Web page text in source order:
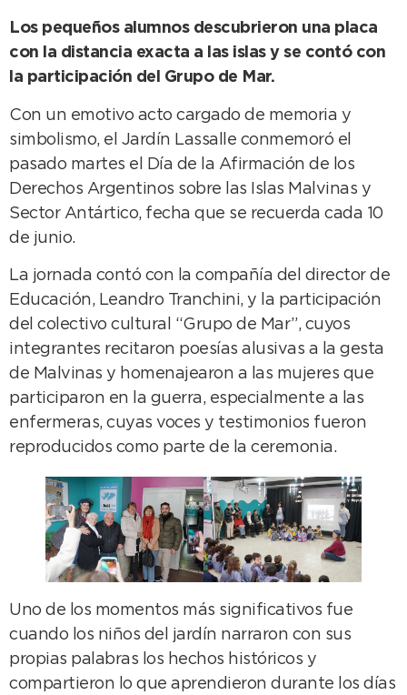
Los pequeños alumnos descubrieron una placa
con la distancia exacta a las islas y se contó con
la participación del Grupo de Mar.
Con un emotivo acto cargado de memoria y
simbolismo, el Jardín Lassalle conmemoró el
pasado martes el Día de la Afirmación de los
Derechos Argentinos sobre las Islas Malvinas y
Sector Antártico, fecha que se recuerda cada 10
de junio.
La jornada contó con la compañía del director de
Educación, Leandro Tranchini, y la participación
del colectivo cultural “Grupo de Mar”, cuyos
integrantes recitaron poesías alusivas a la gesta
de Malvinas y homenajearon a las mujeres que
participaron en la guerra, especialmente a las
enfermeras, cuyas voces y testimonios fueron
reproducidos como parte de la ceremonia.
Uno de los momentos más significativos fue
cuando los niños del jardín narraron con sus
propias palabras los hechos históricos y
compartieron lo que aprendieron durante los días